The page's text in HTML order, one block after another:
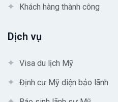
Khách hàng thành công
Dịch vụ
Visa du lịch Mỹ
Định cư Mỹ diện bảo lãnh